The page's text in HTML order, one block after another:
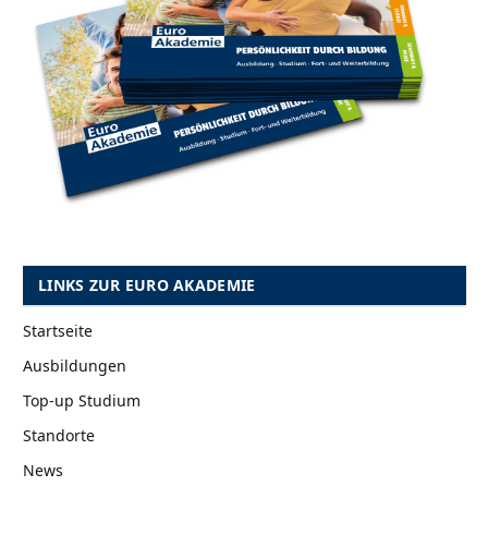
LINKS ZUR EURO AKADEMIE
Startseite
Ausbildungen
Top-up Studium
Standorte
News